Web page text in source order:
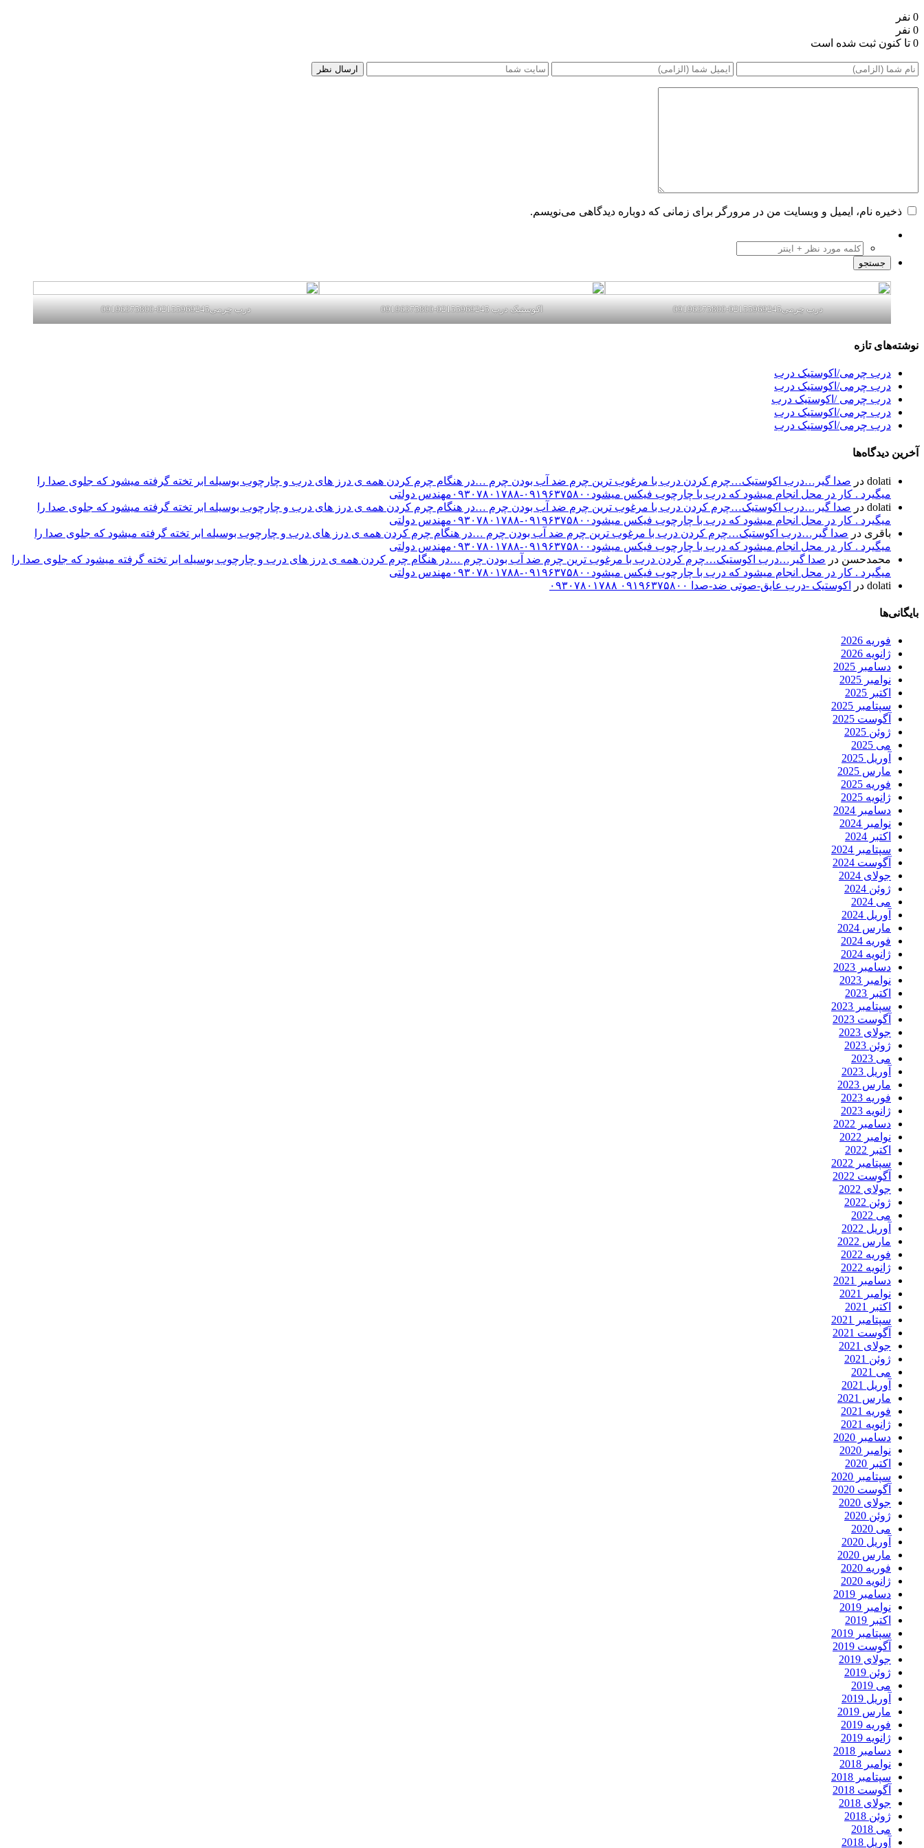
0 نفر
0 نفر
0 تا کنون ثبت شده است
ذخیره نام، ایمیل و وبسایت من در مرورگر برای زمانی که دوباره دیدگاهی می‌نویسم.
درب چرمی02155969245-09196375800 اکوستیک درب 02155969245-09196375800 درب چرمی02155969245-09196375800
نوشته‌های تازه
درب چرمی/اکوستیک درب
درب چرمی/اکوستیک درب
درب چرمی /اکوستیک درب
درب چرمی/اکوستیک درب
درب چرمی/اکوستیک درب
آخرین دیدگاه‌ها
dolati در صدا گیر…درب اکوستیک…چرم کردن درب با مرغوب ترین چرم ضد آب بودن چرم …در هنگام چرم کردن همه ی درز های درب و چارچوب بوسیله ابر تخته گرفته میشود که جلوی صدا را
میگیرد . کار در محل انجام میشود که درب با چارچوب فیکس میشود۰۹۱۹۶۳۷۵۸۰۰-۰۹۳۰۷۸۰۱۷۸۸مهندس دولتی
dolati در صدا گیر…درب اکوستیک…چرم کردن درب با مرغوب ترین چرم ضد آب بودن چرم …در هنگام چرم کردن همه ی درز های درب و چارچوب بوسیله ابر تخته گرفته میشود که جلوی صدا را
میگیرد . کار در محل انجام میشود که درب با چارچوب فیکس میشود۰۹۱۹۶۳۷۵۸۰۰-۰۹۳۰۷۸۰۱۷۸۸مهندس دولتی
باقری در صدا گیر…درب اکوستیک…چرم کردن درب با مرغوب ترین چرم ضد آب بودن چرم …در هنگام چرم کردن همه ی درز های درب و چارچوب بوسیله ابر تخته گرفته میشود که جلوی صدا را
میگیرد . کار در محل انجام میشود که درب با چارچوب فیکس میشود۰۹۱۹۶۳۷۵۸۰۰-۰۹۳۰۷۸۰۱۷۸۸مهندس دولتی
محمدحسن در صدا گیر…درب اکوستیک…چرم کردن درب با مرغوب ترین چرم ضد آب بودن چرم …در هنگام چرم کردن همه ی درز های درب و چارچوب بوسیله ابر تخته گرفته میشود که جلوی صدا را
میگیرد . کار در محل انجام میشود که درب با چارچوب فیکس میشود۰۹۱۹۶۳۷۵۸۰۰-۰۹۳۰۷۸۰۱۷۸۸مهندس دولتی
dolati در اکوستیک -درب عایق-صوتی ضد-صدا ۰۹۱۹۶۳۷۵۸۰۰ ۰۹۳۰۷۸۰۱۷۸۸
بایگانی‌ها
فوریه 2026
ژانویه 2026
دسامبر 2025
نوامبر 2025
اکتبر 2025
سپتامبر 2025
آگوست 2025
ژوئن 2025
می 2025
آوریل 2025
مارس 2025
فوریه 2025
ژانویه 2025
دسامبر 2024
نوامبر 2024
اکتبر 2024
سپتامبر 2024
آگوست 2024
جولای 2024
ژوئن 2024
می 2024
آوریل 2024
مارس 2024
فوریه 2024
ژانویه 2024
دسامبر 2023
نوامبر 2023
اکتبر 2023
سپتامبر 2023
آگوست 2023
جولای 2023
ژوئن 2023
می 2023
آوریل 2023
مارس 2023
فوریه 2023
ژانویه 2023
دسامبر 2022
نوامبر 2022
اکتبر 2022
سپتامبر 2022
آگوست 2022
جولای 2022
ژوئن 2022
می 2022
آوریل 2022
مارس 2022
فوریه 2022
ژانویه 2022
دسامبر 2021
نوامبر 2021
اکتبر 2021
سپتامبر 2021
آگوست 2021
جولای 2021
ژوئن 2021
می 2021
آوریل 2021
مارس 2021
فوریه 2021
ژانویه 2021
دسامبر 2020
نوامبر 2020
اکتبر 2020
سپتامبر 2020
آگوست 2020
جولای 2020
ژوئن 2020
می 2020
آوریل 2020
مارس 2020
فوریه 2020
ژانویه 2020
دسامبر 2019
نوامبر 2019
اکتبر 2019
سپتامبر 2019
آگوست 2019
جولای 2019
ژوئن 2019
می 2019
آوریل 2019
مارس 2019
فوریه 2019
ژانویه 2019
دسامبر 2018
نوامبر 2018
سپتامبر 2018
آگوست 2018
جولای 2018
ژوئن 2018
می 2018
آوریل 2018